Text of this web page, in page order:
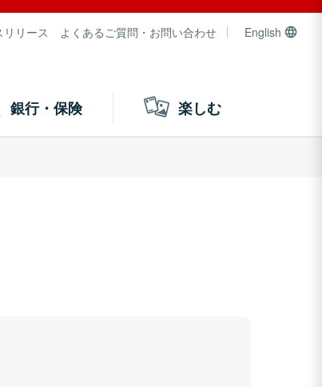
リリース よくあるご質問・お問い合わせ English
銀行・保険 楽しむ